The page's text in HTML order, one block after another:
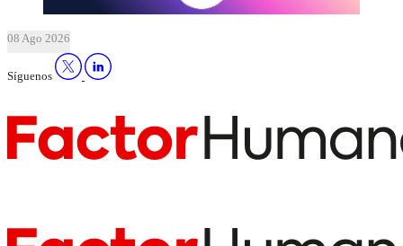
08 Ago 2026
Síguenos